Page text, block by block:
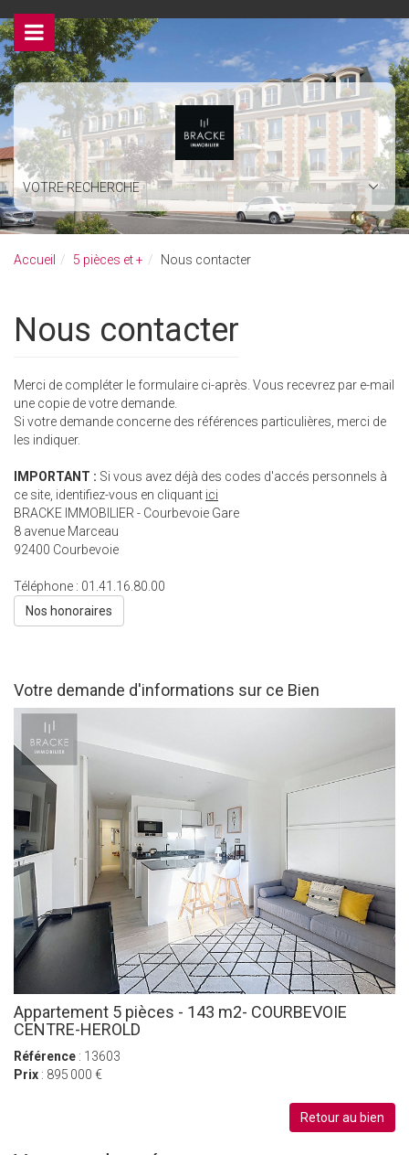
VOTRE RECHERCHE
Accueil 5 pièces et + Nous contacter
Nous contacter
Merci de compléter le formulaire ci-après. Vous recevrez par e-mail
une copie de votre demande.
Si votre demande concerne des références particulières, merci de
les indiquer.
IMPORTANT : Si vous avez déjà des codes d'accés personnels à
ce site, identifiez-vous en cliquant ici
BRACKE IMMOBILIER - Courbevoie Gare
8 avenue Marceau
92400 Courbevoie
Téléphone : 01.41.16.80.00
Nos honoraires
Votre demande d'informations sur ce Bien
Appartement 5 pièces - 143 m2- COURBEVOIE
CENTRE-HEROLD
Référence : 13603
Prix : 895 000 €
Retour au bien